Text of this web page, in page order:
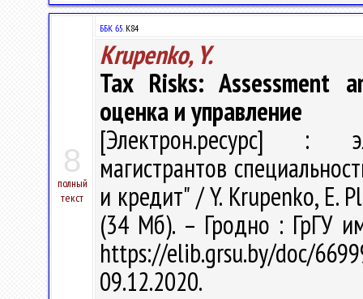
8
полный
текст
ББК 65.К84
Krupenko, Y.
Tax Risks: Assessment
оценка и управление
[Электрон.ресурс] :
магистрантов
и кредит" / Y. Krupenko, E.
(34 Мб). – Гродно : ГрГУ
https://elib.grsu.by/doc/
09.12.2020.